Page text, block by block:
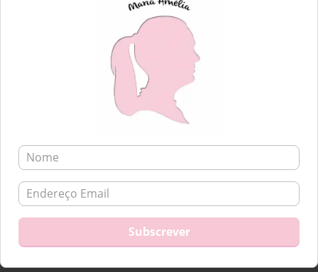
Agora que o Janeiro já vai a meio… Que as festas já estão
arrumadas… Que o bolo-rei torrado com manteiga deixou de
ser o pequeno-almoço… Que os enfeites de Natal já foram
guardados… Está na altura de pensar em si! Sim, em si! Ao
falar com um amigo meu, reparei que antes as pessoas
acreditavam […]